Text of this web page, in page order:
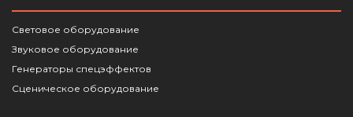
Световое оборудование
Звуковое оборудование
Генераторы спецэффектов
Сценическое оборудование